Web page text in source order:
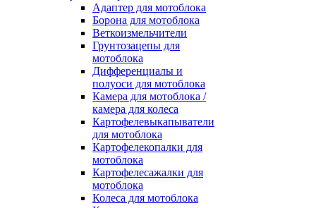
Адаптер для мотоблока
Борона для мотоблока
Веткоизмельчители
Грунтозацепы для
мотоблока
Дифференциалы и
полуоси для мотоблока
Камера для мотоблока /
камера для колеса
Картофелевыкапыватели
для мотоблока
Картофелекопалки для
мотоблока
Картофелесажалки для
мотоблока
Колеса для мотоблока